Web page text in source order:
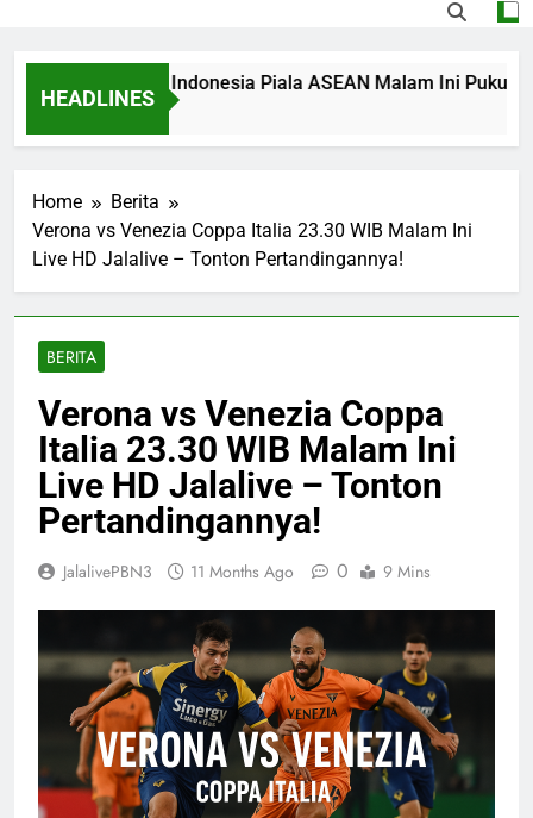
HEADLINES
Singapura vs Indonesia Piala ASEAN Malam Ini Pukul
Home
Berita
Verona vs Venezia Coppa Italia 23.30 WIB Malam Ini
Live HD Jalalive – Tonton Pertandingannya!
BERITA
Verona vs Venezia Coppa
Italia 23.30 WIB Malam Ini
Live HD Jalalive – Tonton
Pertandingannya!
JalalivePBN3 11 Months Ago 0 9 Mins